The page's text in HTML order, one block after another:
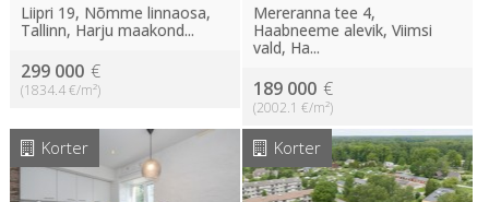
Liipri 19, Nõmme linnaosa,
Tallinn, Harju maakond...
299 000 €
(1834.4 €/m²)
Mereranna tee 4,
Haabneeme alevik, Viimsi
vald, Ha...
189 000 €
(2002.1 €/m²)
Korter Korter